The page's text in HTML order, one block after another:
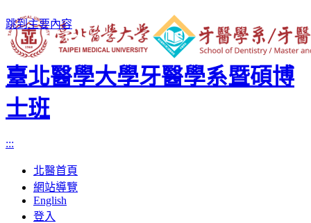
跳到主要內容
臺北醫學大學牙醫學系暨碩博
士班
:::
北醫首頁
網站導覽
English
登入